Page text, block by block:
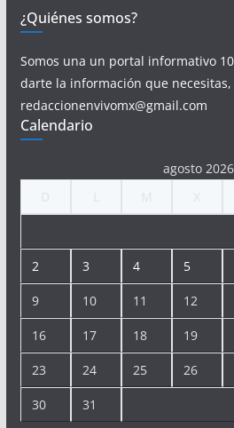
¿Quiénes somos?
Somos una un portal informativo
darte la información que
redaccionenvivomx@gmail.com
Calendario
agosto 2026
2 3 4 5
9 10 11 12
16 17 18 19
23 24 25 26
30 31